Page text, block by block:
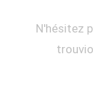
N'hésitez